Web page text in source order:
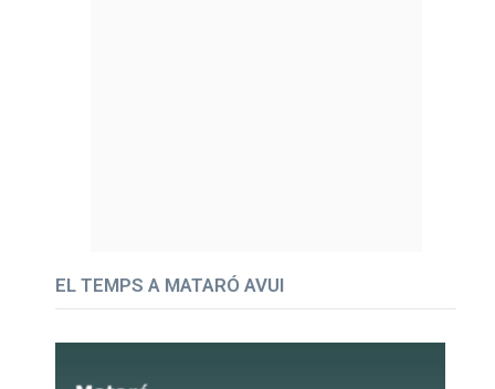
EL TEMPS A MATARÓ AVUI